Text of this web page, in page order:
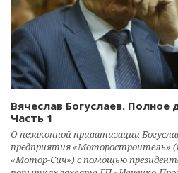
Вячеслав Богуслаев.
Часть 1
О незаконной приватизации
предприятия «Моторостроитель»
«Мотор-Сич») с помощью